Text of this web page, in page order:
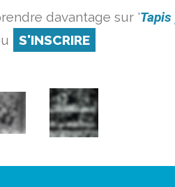
davantage sur 'Tapis
S'INSCRIRE